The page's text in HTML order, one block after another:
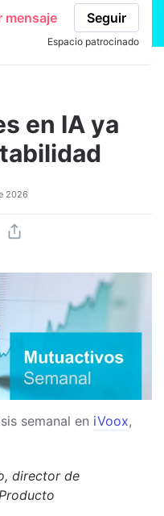
mensaje Seguir
Espacio patrocinado
en IA ya
2026
semanal en iVoox,
director de